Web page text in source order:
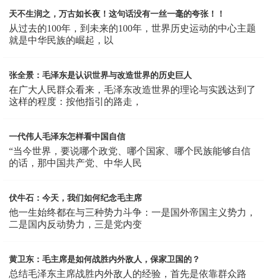
天不生润之，万古如长夜！这句话没有一丝一毫的夸张！！
从过去的100年，到未来的100年，世界历史运动的中心主题
就是中华民族的崛起，以
张全景：毛泽东是认识世界与改造世界的历史巨人
在广大人民群众看来，毛泽东改造世界的理论与实践达到了
这样的程度：按他指引的路走，
一代伟人毛泽东怎样看中国自信
“当今世界，要说哪个政党、哪个国家、哪个民族能够自信
的话，那中国共产党、中华人民
伏牛石：今天，我们如何纪念毛主席
他一生始终都在与三种势力斗争：一是国外帝国主义势力，
二是国内反动势力，三是党内变
黄卫东：毛主席是如何战胜内外敌人，保家卫国的？
总结毛泽东主席战胜内外敌人的经验，首先是依靠群众路